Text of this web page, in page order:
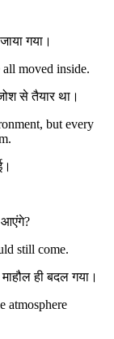
गया।
moved inside.
से तैयार था।
but every
आएंगे?
still come.
ही बदल गया।
atmosphere